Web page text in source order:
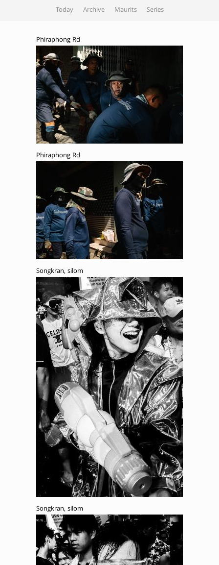
Today Archive Maurits Series
Phiraphong Rd
Phiraphong Rd
Songkran, silom
Songkran, silom